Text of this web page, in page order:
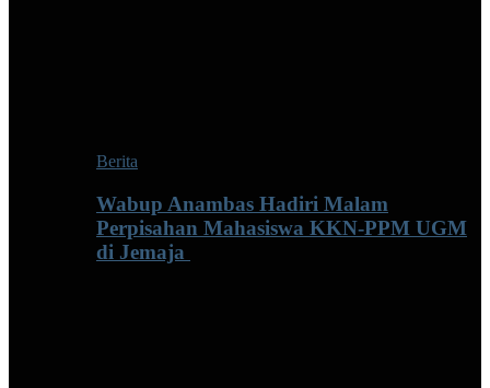
Berita
Wabup Anambas Hadiri Malam
Perpisahan Mahasiswa KKN-PPM UGM
di Jemaja ‎